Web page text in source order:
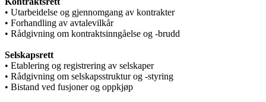
• Utarbeidelse og gjennomgang av kontrakter
• Forhandling av avtalevilkår
• Rådgivning om kontraktsinngåelse og -brudd
Selskapsrett
• Etablering og registrering av selskaper
• Rådgivning om selskapsstruktur og -styring
• Bistand ved fusjoner og oppkjøp